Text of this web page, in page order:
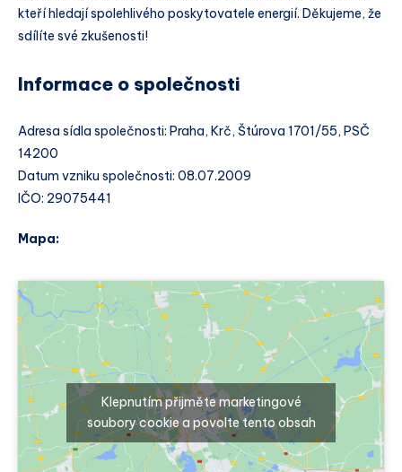
kteří hledají spolehlivého poskytovatele energií. Děkujeme, že
sdílíte své zkušenosti!
Informace o společnosti
Adresa sídla společnosti: Praha, Krč, Štúrova 1701/55, PSČ
14200
Datum vzniku společnosti: 08.07.2009
IČO: 29075441
Mapa:
Klepnutím přijměte marketingové
soubory cookie a povolte tento obsah